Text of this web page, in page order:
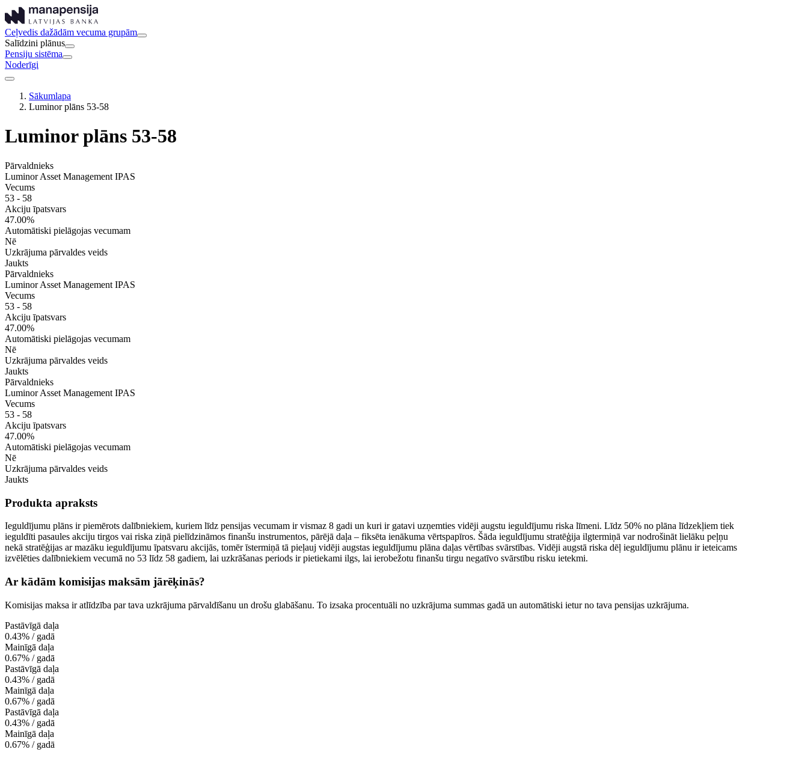
Ceļvedis dažādām vecuma grupām
Salīdzini plānus
Pensiju sistēma
Noderīgi
Sākumlapa
Luminor plāns 53-58
Luminor plāns 53-58
Pārvaldnieks
Luminor Asset Management IPAS
Vecums
53 - 58
Akciju īpatsvars
47.00%
Automātiski pielāgojas vecumam
Nē
Uzkrājuma pārvaldes veids
Jaukts
Pārvaldnieks
Luminor Asset Management IPAS
Vecums
53 - 58
Akciju īpatsvars
47.00%
Automātiski pielāgojas vecumam
Nē
Uzkrājuma pārvaldes veids
Jaukts
Pārvaldnieks
Luminor Asset Management IPAS
Vecums
53 - 58
Akciju īpatsvars
47.00%
Automātiski pielāgojas vecumam
Nē
Uzkrājuma pārvaldes veids
Jaukts
Produkta apraksts
Ieguldījumu plāns ir piemērots dalībniekiem, kuriem līdz pensijas vecumam ir vismaz 8 gadi un kuri ir gatavi uzņemties vidēji augstu ieguldījumu riska līmeni. Līdz 50% no plāna līdzekļiem tiek
ieguldīti pasaules akciju tirgos vai riska ziņā pielīdzināmos finanšu instrumentos, pārējā daļa – fiksēta ienākuma vērtspapīros. Šāda ieguldījumu stratēģija ilgtermiņā var nodrošināt lielāku peļņu
nekā stratēģijas ar mazāku ieguldījumu īpatsvaru akcijās, tomēr īstermiņā tā pieļauj vidēji augstas ieguldījumu plāna daļas vērtības svārstības. Vidēji augstā riska dēļ ieguldījumu plānu ir ieteicams
izvēlēties dalībniekiem vecumā no 53 līdz 58 gadiem, lai uzkrāšanas periods ir pietiekami ilgs, lai ierobežotu finanšu tirgu negatīvo svārstību risku ietekmi.
Ar kādām komisijas maksām jārēķinās?
Komisijas maksa ir atlīdzība par tava uzkrājuma pārvaldīšanu un drošu glabāšanu. To izsaka procentuāli no uzkrājuma summas gadā un automātiski ietur no tava pensijas uzkrājuma.
Pastāvīgā daļa
0.43% / gadā
Mainīgā daļa
0.67% / gadā
Pastāvīgā daļa
0.43% / gadā
Mainīgā daļa
0.67% / gadā
Pastāvīgā daļa
0.43% / gadā
Mainīgā daļa
0.67% / gadā